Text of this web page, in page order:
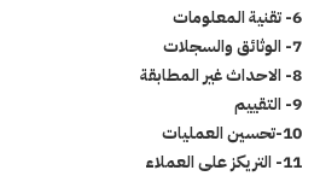
6- تقنية المعلومات
7- الوثائق والسجلات
8- الاحداث غير المطابقة
9- التقييم
10-تحسين العمليات
11- التريكز على العملاء